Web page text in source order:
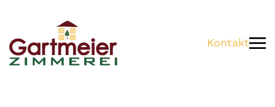
Zum Hauptinhalt springen
Kontakt